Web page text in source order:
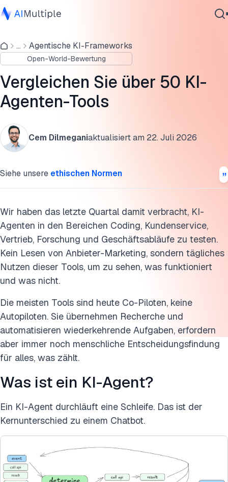
Agentische KI
Cybersicherheit
Daten
Unternehmenssoftware
Dienstleistungen
... Agentische KI-Frameworks
Open-World-Bewertung
Vergleichen Sie über 50 KI-
Agenten-Tools
Cem Dilmeganiaktualisiert am 22. Juli 2026
Siehe unsere ethischen Normen
Wir haben das letzte Quartal damit verbracht, KI-
Agenten in den Bereichen Coding, Kundenservice,
Vertrieb, Forschung und Geschäftsabläufe zu testen.
Kein Lesen von Anbieter-Marketing, sondern tägliches
Nutzen dieser Tools, um zu sehen, was funktioniert
und was nicht.
Die meisten Tools sind heute Co-Piloten, keine
Autopiloten. Sie übernehmen Recherche und
automatisieren wiederkehrende Aufgaben, erfordern
aber immer noch menschliche Entscheidungsfindung
für alles, was zählt.
Was ist ein KI-Agent?
Ein KI-Agent durchläuft eine Schleife. Das ist der
Kernunterschied zu einem Chatbot.
Fähigkeiten agentischer KI-Systeme